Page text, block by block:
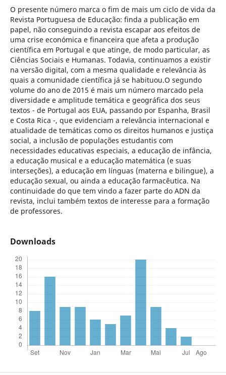
O presente número marca o fim de mais um ciclo de vida da
Revista Portuguesa de Educação: finda a publicação em
papel, não conseguindo a revista escapar aos efeitos de
uma crise económica e financeira que afeta a produção
científica em Portugal e que atinge, de modo particular, as
Ciências Sociais e Humanas. Todavia, continuamos a existir
na versão digital, com a mesma qualidade e relevância às
quais a comunidade científica já se habituou.O segundo
volume do ano de 2015 é mais um número marcado pela
diversidade e amplitude temática e geográfica dos seus
textos - de Portugal aos EUA, passando por Espanha, Brasil
e Costa Rica -, que evidenciam a relevância internacional e
atualidade de temáticas como os direitos humanos e justiça
social, a inclusão de populações estudantis com
necessidades educativas especiais, a educação de infância,
a educação musical e a educação matemática (e suas
interseções), a educação em línguas (materna e bilingue), a
educação sexual, ou ainda a educação farmacêutica. Na
continuidade do que tem vindo a fazer parte do ADN da
revista, inclui também textos de interesse para a formação
de professores.
Downloads